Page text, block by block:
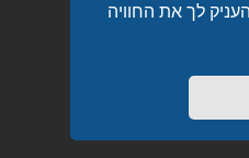
לך את החוויה